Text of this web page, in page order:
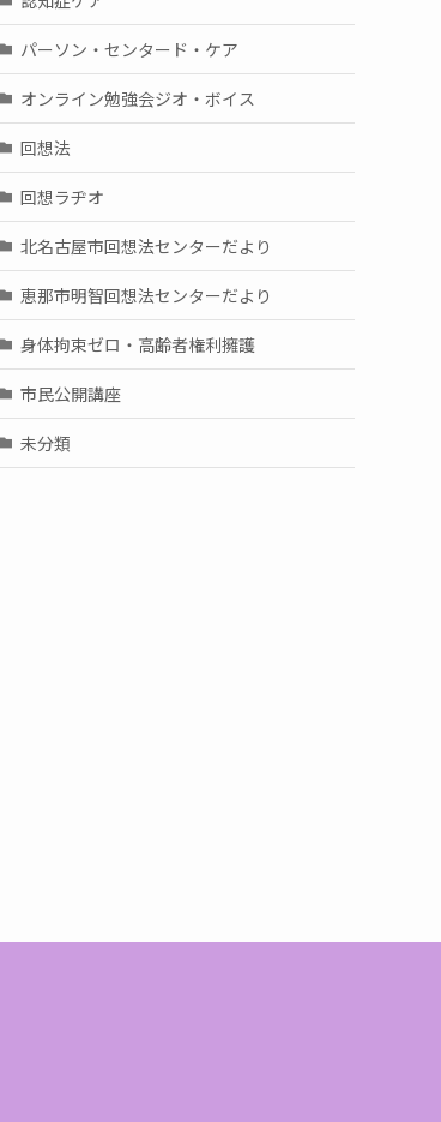
パーソン・センタード・ケア
オンライン勉強会ジオ・ボイス
回想法
回想ラヂオ
北名古屋市回想法センターだより
恵那市明智回想法センターだより
身体拘束ゼロ・高齢者権利擁護
市民公開講座
未分類